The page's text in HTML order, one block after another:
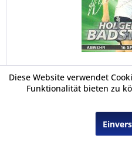
Rewe EM 2012 -
Rewe EM 2012 -
Nationalmannschaft 2012 -
Diese Website verwendet
Funktionalität bieten zu